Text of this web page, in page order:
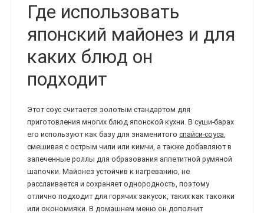
Где использовать
японский майонез и для
каких блюд он
подходит
Этот соус считается золотым стандартом для
приготовления многих блюд японской кухни. В суши-барах
его используют как базу для знаменитого спайси-соуса,
смешивая с острым чили или кимчи, а также добавляют в
запеченные роллы для образования аппетитной румяной
шапочки. Майонез устойчив к нагреванию, не
расслаивается и сохраняет однородность, поэтому
отлично подходит для горячих закусок, таких как такояки
или окономияки. В домашнем меню он дополнит